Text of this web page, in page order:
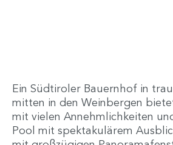
Ein Südtiroler Bauernhof in
mitten in den Weinbergen
mit vielen Annehmlichkeiten
Pool mit spektakulärem